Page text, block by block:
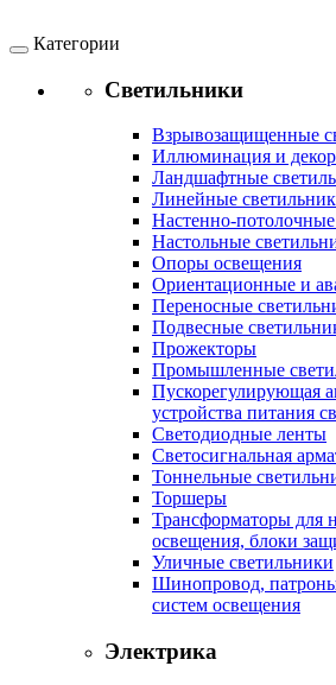
Категории
Светильники
Взрывозащищенные
Иллюминация и
Ландшафтные
Линейные
Настенно-
Настольные
Опоры освещения
Ориентационные и
Переносные
Подвесные
Прожекторы
Промышленные
Пускорегулирующая
устройства питания
Светодиодные ленты
Светосигнальная
Тоннельные
Торшеры
Трансформаторы для
освещения, блоки
Уличные светильники
Шинопровод,
систем освещения
Электрика